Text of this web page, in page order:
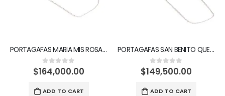
PORTAGAFAS MARIA MIS ROSAS PARA TI
0out of 5
$164,000.00
ADD TO CART
PORTAGAFAS SAN BENITO QUE MI CRUZ SEA MI SALVACIÓN
0out of 5
$149,500.00
ADD TO CART